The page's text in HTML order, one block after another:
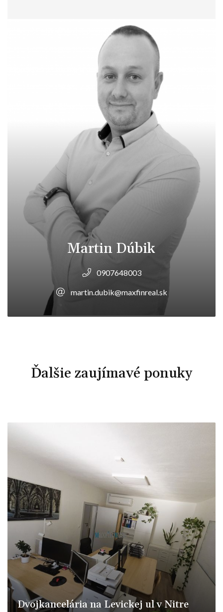
Martin Dúbik
0907648003
martin.dubik@maxfinreal.sk
Ďalšie zaujímavé ponuky
Dvojkancelária na Levickej ul v Nitre